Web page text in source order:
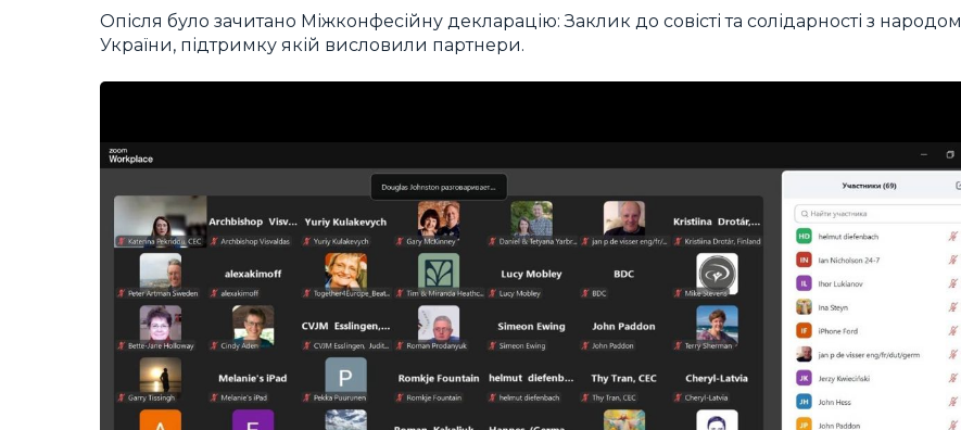
Опісля було зачитано Міжконфесійну декларацію: Заклик до совісті та солідарності з народом
України, підтримку якій висловили партнери.